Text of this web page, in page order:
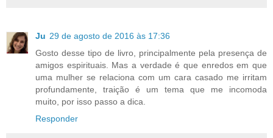
Ju 29 de agosto de 2016 às 17:36
Gosto desse tipo de livro, principalmente pela presença de
amigos espirituais. Mas a verdade é que enredos em que
uma mulher se relaciona com um cara casado me irritam
profundamente, traição é um tema que me incomoda
muito, por isso passo a dica.
Responder